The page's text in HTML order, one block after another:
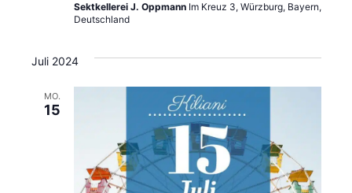
Sektkellerei J. Oppmann Im Kreuz 3, Würzburg, Bayern,
Deutschland
Juli 2024
MO.
15